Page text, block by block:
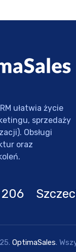
ułatwia życie
sprzedaży
Obsługi
oraz
206
OptimaSales.